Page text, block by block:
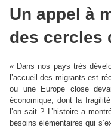
Un appel à
des cercles
« Dans nos pays très
l’accueil des migrants est
ou une Europe close
économique, dont la
l’on sait ? L’histoire a
besoins élémentaires qui